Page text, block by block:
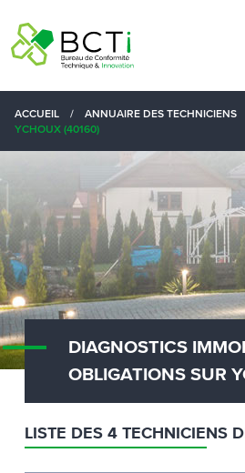
ACCUEIL / ANNUAIRE DES TECHNICIENS
YCHOUX (40160)
DIAGNOSTICS
OBLIGATIONS SUR
LISTE DES 4 TECHNICIENS